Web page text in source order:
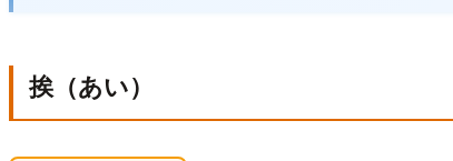
挨（あい）